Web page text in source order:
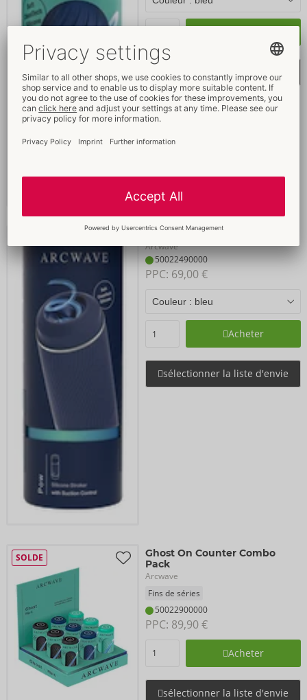
sélectionner la liste d'envie
Pow
Arcwave
50022490000
PPC: 69,00 €
Acheter
sélectionner la liste d'envie
SOLDE
Ghost On Counter Combo
Pack
Arcwave
Fins de séries
50022900000
PPC: 89,90 €
Acheter
sélectionner la liste d'envie